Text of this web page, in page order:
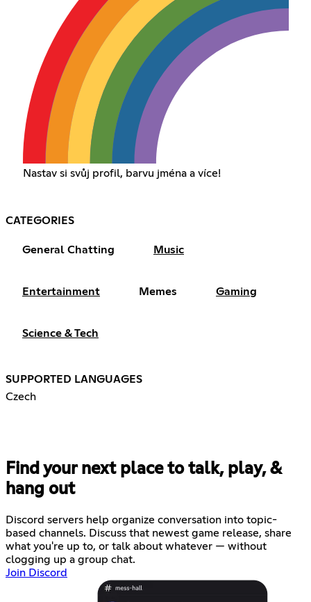
Nastav si svůj profil, barvu jména a více!
CATEGORIES
General Chatting Music
Entertainment Memes Gaming
Science & Tech
SUPPORTED LANGUAGES
Czech
Find your next place to talk, play, &
hang out
Discord servers help organize conversation into topic-
based channels. Discuss that newest game release, share
what you're up to, or talk about whatever — without
clogging up a group chat.
Join Discord